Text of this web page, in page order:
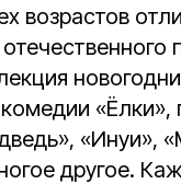
возрастов
«Инуи»,
другое.